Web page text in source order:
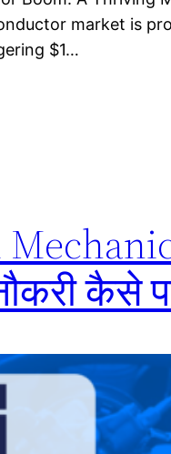
market is
$1…
कैसे